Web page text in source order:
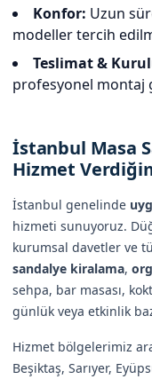
Konfor: Uzun
modeller tercih
Teslimat &
profesyonel montaj
İstanbul Masa
Hizmet
İstanbul genelinde
hizmeti sunuyoruz.
kurumsal davetler ve
sandalye kiralama,
sehpa, bar masası,
günlük veya etkinlik
Hizmet bölgelerimiz
Beşiktaş, Sarıyer,